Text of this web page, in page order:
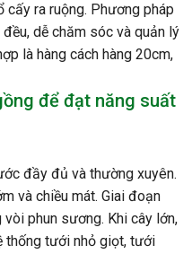
cấy ra ruộng. Phương pháp
dễ chăm sóc và quản lý
là hàng cách hàng 20cm,
để đạt năng suất
đầy đủ và thường xuyên.
và chiều mát. Giai đoạn
phun sương. Khi cây lớn,
thống tưới nhỏ giọt, tưới